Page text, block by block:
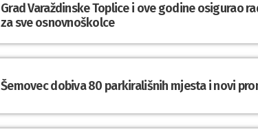
Grad Varaždinske Toplice i ove godine osigurao
za sve osnovnoškolce
Šemovec dobiva 80 parkirališnih mjesta i novi